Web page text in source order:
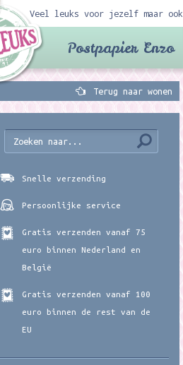
Veel leuks voor jezelf maar
Postpapier Enzo
Terug naar wonen
Snelle verzending
Persoonlijke service
Gratis verzenden vanaf 75
euro binnen Nederland en
België
Gratis verzenden vanaf 100
euro binnen de rest van de
EU